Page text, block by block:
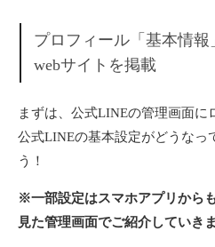
プロフィール「基本情報
webサイトを掲載
まずは、公式LINEの管理画面に
公式LINEの基本設定がどうなっ
う！
※一部設定はスマホアプリから
見た管理画面でご紹介していきま